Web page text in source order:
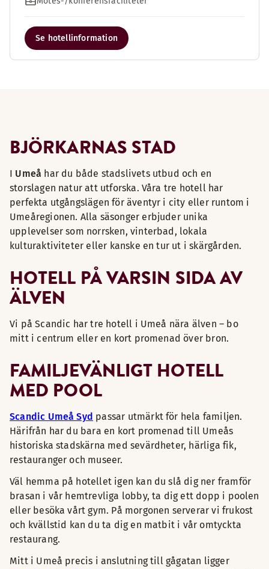
Se hotellinformation
BJÖRKARNAS STAD
I Umeå har du både stadslivets utbud och en
storslagen natur att utforska. Våra tre hotell har
perfekta utgångslägen för äventyr i city eller runtom i
Umeåregionen. Alla säsonger erbjuder unika
upplevelser som norrsken, vinterbad, lokala
kulturaktiviteter eller kanske en tur ut i skärgården.
HOTELL PÅ VARSIN SIDA AV
ÄLVEN
Vi på Scandic har tre hotell i Umeå nära älven – bo
mitt i centrum eller en kort promenad över bron.
FAMILJEVÄNLIGT HOTELL
MED POOL
Scandic Umeå Syd passar utmärkt för hela familjen.
Härifrån har du bara en kort promenad till Umeås
historiska stadskärna med sevärdheter, härliga fik,
restauranger och museer.
Väl hemma på hotellet igen kan du slå dig ner framför
brasan i vår hemtrevliga lobby, ta dig ett dopp i poolen
eller besöka vårt gym. På morgonen serverar vi frukost
och kvällstid kan du ta dig en matbit i vår omtyckta
restaurang.
Mitt i Umeå precis i anslutning till gågatan ligger